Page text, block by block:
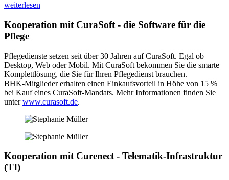
weiterlesen
Kooperation mit CuraSoft - die Software für die
Pflege
Pflegedienste setzen seit über 30 Jahren auf CuraSoft. Egal ob
Desktop, Web oder Mobil. Mit CuraSoft bekommen Sie die smarte
Komplettlösung, die Sie für Ihren Pflegedienst brauchen.
BHK-Mitglieder erhalten einen Einkaufsvorteil in Höhe von 15 %
bei Kauf eines CuraSoft-Mandats. Mehr Informationen finden Sie
unterwww.curasoft.de.
Kooperation mit Curenect - Telematik-Infrastruktur
(TI)